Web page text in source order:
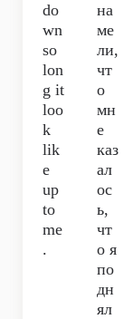
do
wn
so
lon
g it
loo
k
lik
e
up
to
me
.
на
ме
ли,
чт
о
мн
е
каз
ал
ос
ь,
чт
о я
по
дн
ял